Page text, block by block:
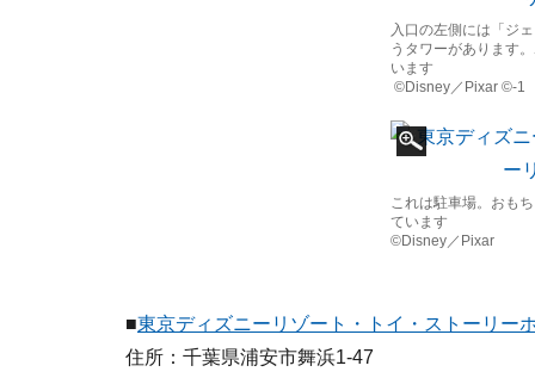
入口の左側には「ジ
うタワーがあります
います
©Disney／Pixar ©-1
これは駐車場。おも
ています
©Disney／Pixar
■東京ディズニーリゾート・トイ・ストーリー
住所：千葉県浦安市舞浜1-47